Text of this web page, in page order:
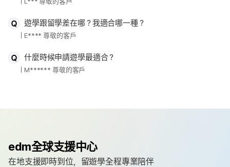
遊學跟留學差在哪？我適合哪一種？
E**** 尊敬的客戶
什麼時候申請遊學最適合？
M****** 尊敬的客戶
edm全球支援中心
在地支援即時到位，留遊學全程專業陪伴